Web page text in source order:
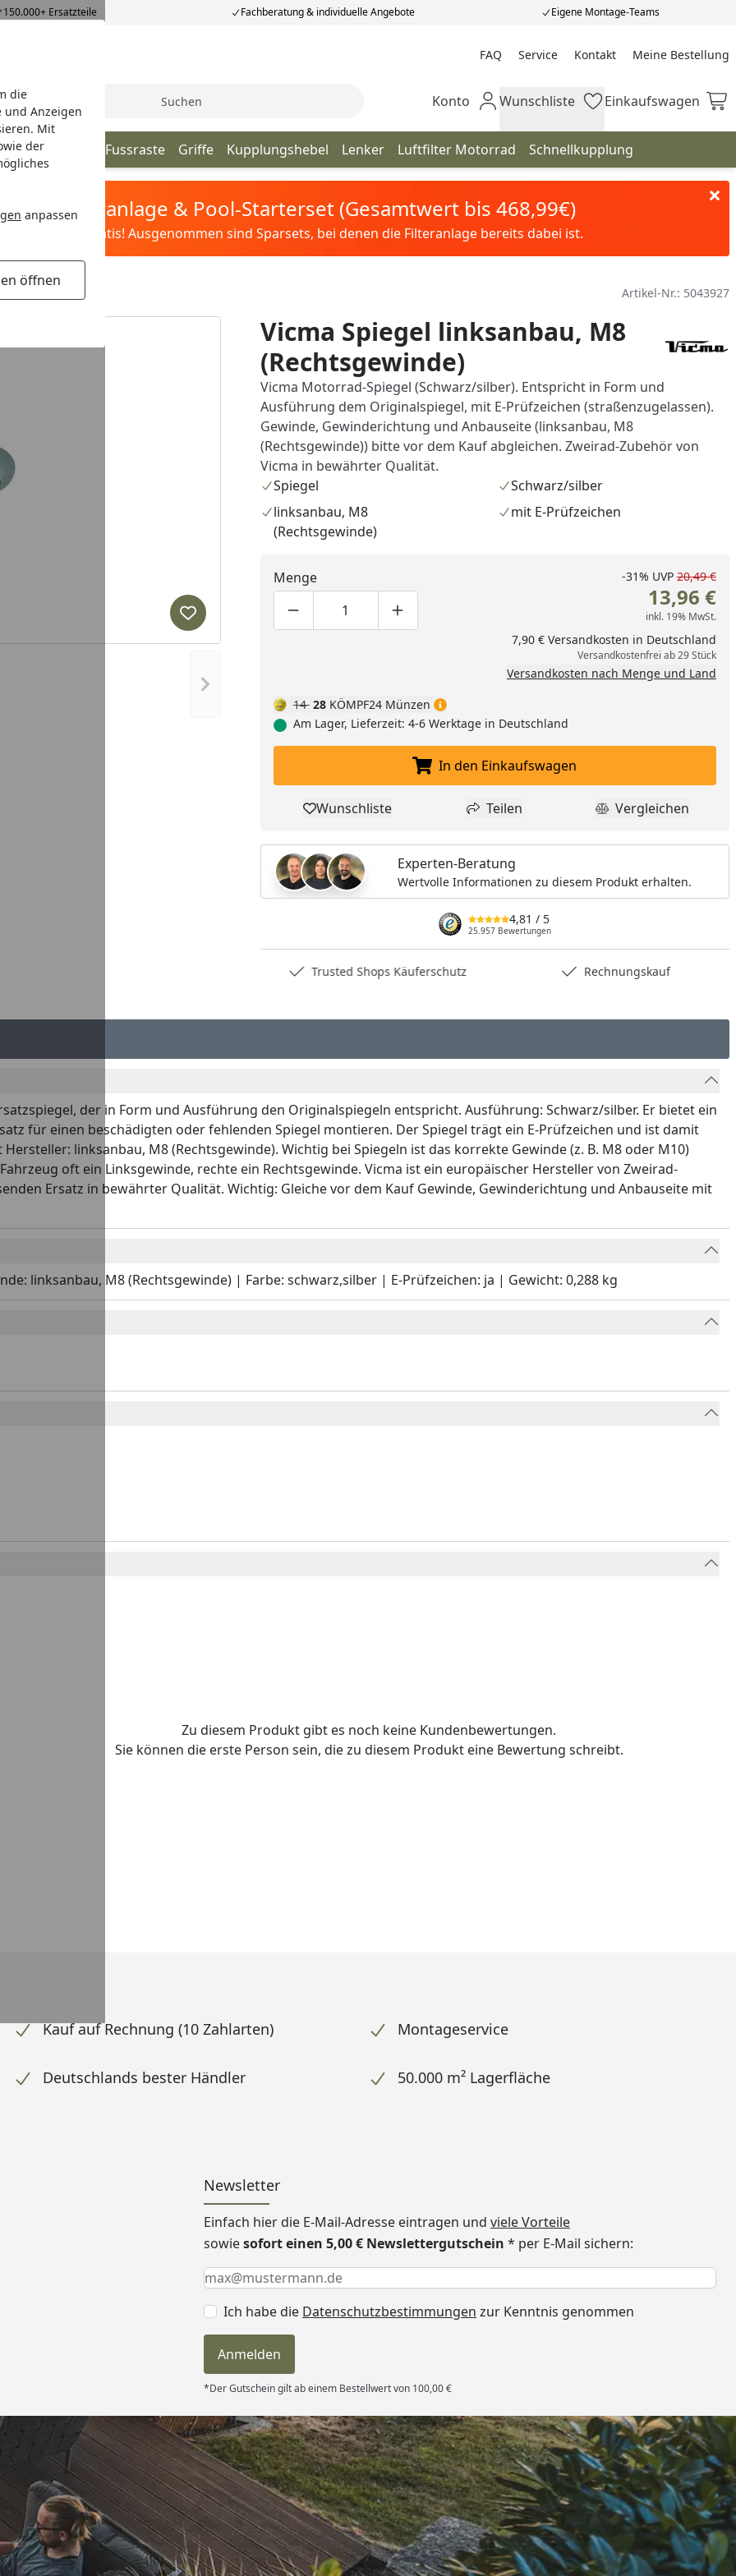
die
und Anzeigen
Mit
der
anpassen
öffnen
150.000+ Ersatzteile Fachberatung & individuelle Angebote Eigene Montage-Teams
FAQ Service Kontakt Meine Bestellung
Meine Bestellung
Suche Mein Konto
Konto Wunschliste
Wunschliste Einkaufswagen
Einkaufswagen
Fussraste Griffe Kupplungshebel Lenker Luftfilter Motorrad Schnellkupplung
Sandfilteranlage & Pool-Starterset (Gesamtwert bis 468,99€)
Filter&Pflege gratis! Ausgenommen sind Sparsets, bei denen die Filteranlage bereits dabei ist.
(Rechtsgewinde) Artikel-Nr.: 5043927
Nächstes Bild anzeigen
Produkt zur Wunschliste hinzufügen
Vicma Spiegel linksanbau, M8
(Rechtsgewinde)
Vicma Motorrad-Spiegel (Schwarz/silber). Entspricht in Form und
Ausführung dem Originalspiegel, mit E-Prüfzeichen (straßenzugelassen).
Gewinde, Gewinderichtung und Anbauseite (linksanbau, M8
(Rechtsgewinde)) bitte vor dem Kauf abgleichen. Zweirad-Zubehör von
Vicma in bewährter Qualität.
Spiegel
Schwarz/silber
linksanbau, M8
(Rechtsgewinde)
mit E-Prüfzeichen
Menge
Produktmenge um eins verringern
Produktmenge manuell eingeben
Produktmenge um eins erhöhen
-31% UVP 20,49 €
13,96 €
inkl. 19% MwSt.
7,90 € Versandkosten in Deutschland
Versandkostenfrei ab 29 Stück
Versandkosten nach Menge und Land
14 28 KÖMPF24 Münzen
Am Lager, Lieferzeit: 4-6 Werktage in Deutschland
In den Einkaufswagen legen
In den Einkaufswagen
Produkt zur Wunschliste hinzufügen
Wunschliste Teilen
Teilen Produkt
Vergleichen
Experten-Beratung
Wertvolle Informationen zu diesem Produkt erhalten.
4,81 / 5
25.957 Bewertungen
Trusted Shops Käuferschutz Rechnungskauf
der in Form und Ausführung den Originalspiegeln entspricht. Ausführung: Schwarz/silber. Er bietet ein
für einen beschädigten oder fehlenden Spiegel montieren. Der Spiegel trägt ein E-Prüfzeichen und ist damit
linksanbau, M8 (Rechtsgewinde). Wichtig bei Spiegeln ist das korrekte Gewinde (z. B. M8 oder M10)
oft ein Linksgewinde, rechte ein Rechtsgewinde. Vicma ist ein europäischer Hersteller von Zweirad-
Ersatz in bewährter Qualität. Wichtig: Gleiche vor dem Kauf Gewinde, Gewinderichtung und Anbauseite mit
linksanbau, M8 (Rechtsgewinde) | Farbe: schwarz,silber | E-Prüfzeichen: ja | Gewicht: 0,288 kg
Zu diesem Produkt gibt es noch keine Kundenbewertungen.
Sie können die erste Person sein, die zu diesem Produkt eine Bewertung schreibt.
Kauf auf Rechnung (10 Zahlarten) Montageservice
Deutschlands bester Händler 50.000 m² Lagerfläche
Newsletter
Einfach hier die E-Mail-Adresse eintragen und viele Vorteile
sowiesofort einen 5,00 € Newslettergutschein * per E-Mail sichern:
Keine Eingabe erforderlich
Eingabe erforderlich
E-Mail *
Ich habe die Datenschutzbestimmungen zur Kenntnis genommen
Anmelden
*Der Gutschein gilt ab einem Bestellwert von 100,00 €
wurde
Versand